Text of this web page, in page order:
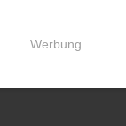
Werbung